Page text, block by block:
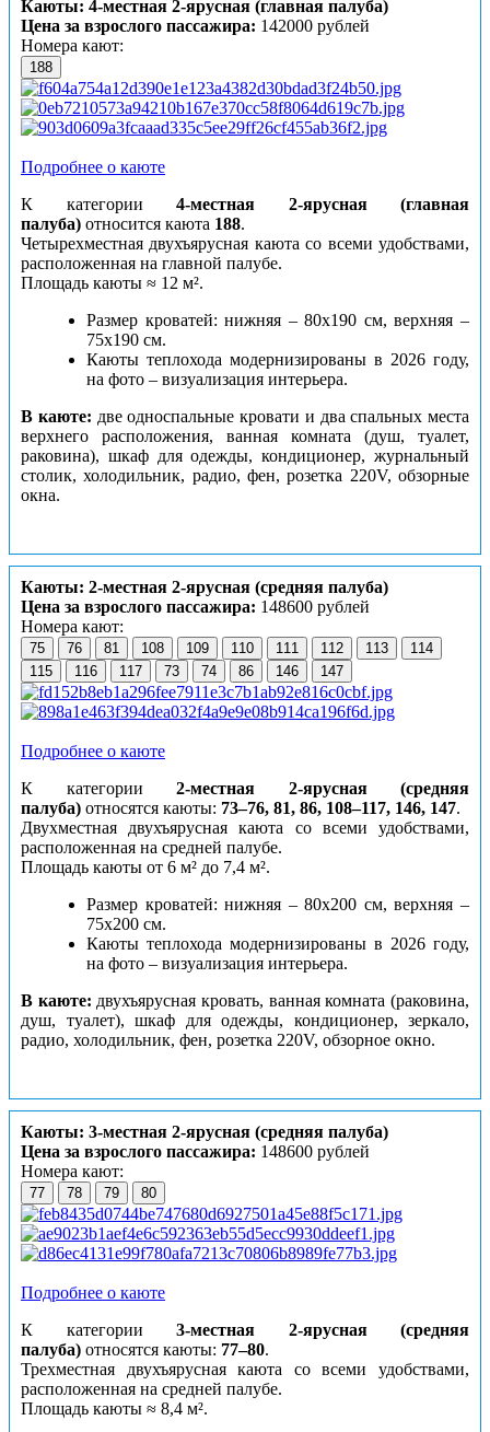
Каюты: 4-местная 2-ярусная (главная палуба)
Цена за взрослого пассажира: 142000 рублей
Номера кают:
188
Подробнее о каюте
К категории 4-местная 2-ярусная (главная
палуба) относится каюта 188.
Четырехместная двухъярусная каюта со всеми удобствами,
расположенная на главной палубе.
Площадь каюты ≈ 12 м².
Размер кроватей: нижняя – 80х190 см, верхняя –
75х190 см.
Каюты теплохода модернизированы в 2026 году,
на фото – визуализация интерьера.
В каюте: две односпальные кровати и два спальных места
верхнего расположения, ванная комната (душ, туалет,
раковина), шкаф для одежды, кондиционер, журнальный
столик, холодильник, радио, фен, розетка 220V, обзорные
окна.
Каюты: 2-местная 2-ярусная (средняя палуба)
Цена за взрослого пассажира: 148600 рублей
Номера кают:
75 76 81 108 109 110 111 112 113
114
115
116 117 73 74 86 146 147
Подробнее о каюте
К категории 2-местная 2-ярусная (средняя
палуба) относятся каюты: 73–76, 81, 86, 108–117, 146, 147.
Двухместная двухъярусная каюта со всеми удобствами,
расположенная на средней палубе.
Площадь каюты от 6 м² до 7,4 м².
Размер кроватей: нижняя – 80х200 см, верхняя –
75х200 см.
Каюты теплохода модернизированы в 2026 году,
на фото – визуализация интерьера.
В каюте: двухъярусная кровать, ванная комната (раковина,
душ, туалет), шкаф для одежды, кондиционер, зеркало,
радио, холодильник, фен, розетка 220V, обзорное окно.
Каюты: 3-местная 2-ярусная (средняя палуба)
Цена за взрослого пассажира: 148600 рублей
Номера кают:
77 78 79 80
Подробнее о каюте
К категории 3-местная 2-ярусная (средняя
палуба) относятся каюты: 77–80.
Трехместная двухъярусная каюта со всеми удобствами,
расположенная на средней палубе.
Площадь каюты ≈ 8,4 м².